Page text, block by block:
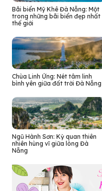
Bãi biển Mỹ Khê Đà Nẵng: Một
trong những bãi biển đẹp nhất
thế giới
Chùa Linh Ứng: Nét tâm linh
bình yên giữa đất trời Đà Nẵng
Ngũ Hành Sơn: Kỳ quan thiên
nhiên hùng vĩ giữa lòng Đà
Nẵng